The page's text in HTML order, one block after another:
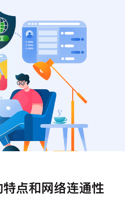
点和网络连通性